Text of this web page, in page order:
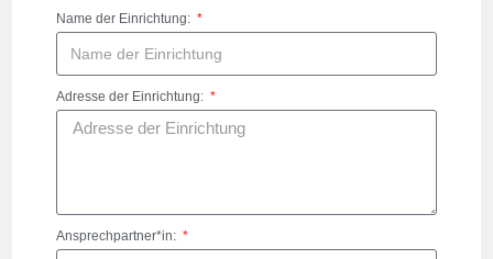
Name der Einrichtung:
Adresse der Einrichtung:
Ansprechpartner*in: